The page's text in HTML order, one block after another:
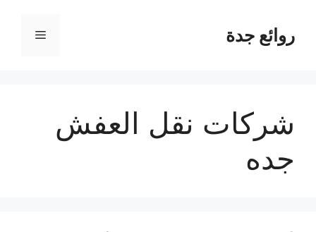
المحتوىروائع جدة القائمة
شركات نقل العفش
جده